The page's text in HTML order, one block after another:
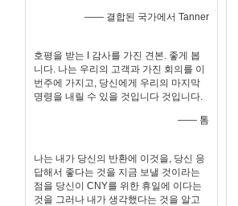
—— 결합된 국가에서 Tanner
호평을 받는 I 감사를 가진 견본. 좋게 봅
니다. 나는 우리의 고객과 가진 회의를 이
번주에 가지고, 당신에게 우리의 마지막
명령을 내릴 수 있을 것입니다 것입니다.
—— 톰
나는 내가 당신의 반환에 이것을, 당신 응
답해서 좋다는 것을 지금 보낼 것이라는
점을 당신이 CNY를 위한 휴일에 이다는
것을 그러나 내가 생각했다는 것을 알고